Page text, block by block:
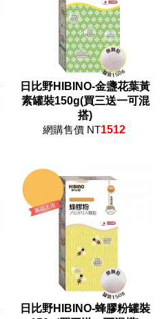
日比野HIBINO-金盞花葉黃
素罐裝150g(買三送一可混
搭)
網購售價 NT1512
日比野HIBINO-蜂膠粉罐裝